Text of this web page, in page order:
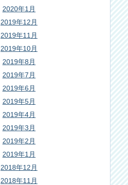
2020年1月
2019年12月
2019年11月
2019年10月
2019年8月
2019年7月
2019年6月
2019年5月
2019年4月
2019年3月
2019年2月
2019年1月
2018年12月
2018年11月